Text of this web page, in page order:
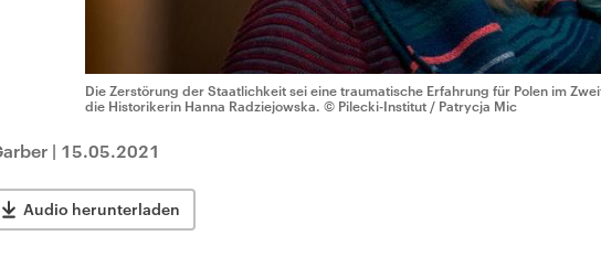
Die Zerstörung der Staatlichkeit sei eine traumatische Erfahrung für Polen im
die Historikerin Hanna Radziejowska. © Pilecki-Institut / Patrycja Mic
| 15.05.2021
Audio herunterladen